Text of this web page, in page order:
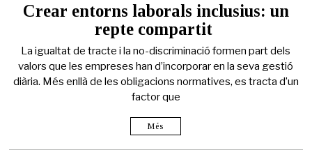
d
e
j
u
l
l
0
Crear entorns laborals inclusius: un
repte compartit
La igualtat de tracte i la no-discriminació formen part dels
valors que les empreses han d’incorporar en la seva gestió
diària. Més enllà de les obligacions normatives, es tracta d’un
factor que
Més